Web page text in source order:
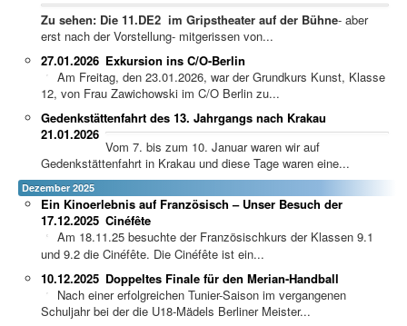
Zu sehen: Die 11.DE2 im Gripstheater auf der Bühne- aber
erst nach der Vorstellung- mitgerissen von...
Exkursion ins C/O-Berlin
27.01.2026
Am Freitag, den 23.01.2026, war der Grundkurs Kunst, Klasse
12, von Frau Zawichowski im C/O Berlin zu...
Gedenkstättenfahrt des 13. Jahrgangs nach Krakau
21.01.2026
Vom 7. bis zum 10. Januar waren wir auf
Gedenkstättenfahrt in Krakau und diese Tage waren eine...
Dezember 2025
Ein Kinoerlebnis auf Französisch – Unser Besuch der
Cinéfête
17.12.2025
Am 18.11.25 besuchte der Französischkurs der Klassen 9.1
und 9.2 die Cinéfête. Die Cinéfête ist ein...
Doppeltes Finale für den Merian-Handball
10.12.2025
Nach einer erfolgreichen Tunier-Saison im vergangenen
Schuljahr bei der die U18-Mädels Berliner Meister...